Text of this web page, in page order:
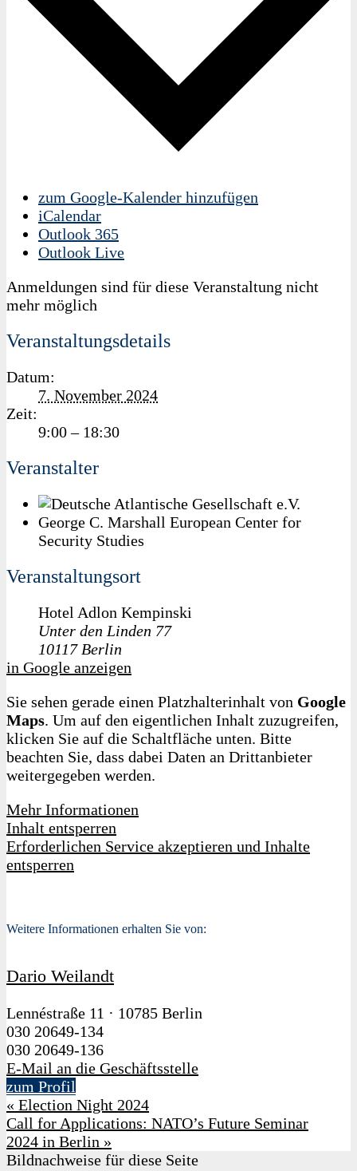
zum Google-Kalender hinzufügen
iCalendar
Outlook 365
Outlook Live
Anmeldungen sind für diese Veranstaltung nicht
mehr möglich
Veranstaltungsdetails
Datum:
7. November 2024
Zeit:
9:00 – 18:30
Veranstalter
George C. Marshall European Center for
Security Studies
Veranstaltungsort
Hotel Adlon Kempinski
Unter den Linden 77
10117 Berlin
in Google anzeigen
Sie sehen gerade einen Platzhalterinhalt von Google
Maps. Um auf den eigentlichen Inhalt zuzugreifen,
klicken Sie auf die Schaltfläche unten. Bitte
beachten Sie, dass dabei Daten an Drittanbieter
weitergegeben werden.
Mehr Informationen
Inhalt entsperren
Erforderlichen Service akzeptieren und Inhalte
entsperren
Weitere Informationen erhalten Sie von:
Dario Weilandt
Lennéstraße 11 · 10785 Berlin
030 20649-134
030 20649-136
E-Mail an die Geschäftsstelle
zum Profil
« Election Night 2024
Call for Applications: NATO’s Future Seminar
2024 in Berlin »
Bildnachweise für diese Seite